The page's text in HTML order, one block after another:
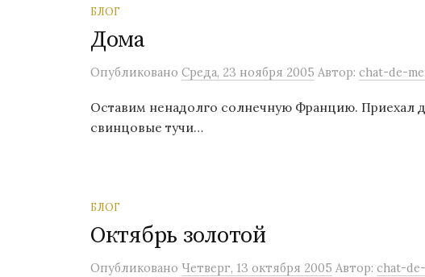
БЛОГ
Дома
Опубликовано Среда, 23 ноября 2005 Автор: chat-de-
Оставим ненадолго солнечную Францию. Приехал
свинцовые тучи…
БЛОГ
Октябрь золотой
Опубликовано Четверг, 13 октября 2005 Автор: chat-